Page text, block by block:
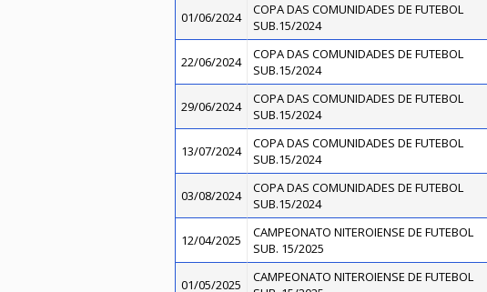
01/06/2024
COPA DAS COMUNIDADES DE FUTEBOL
SUB.15/2024
22/06/2024
COPA DAS COMUNIDADES DE FUTEBOL
SUB.15/2024
29/06/2024
COPA DAS COMUNIDADES DE FUTEBOL
SUB.15/2024
13/07/2024
COPA DAS COMUNIDADES DE FUTEBOL
SUB.15/2024
03/08/2024
COPA DAS COMUNIDADES DE FUTEBOL
SUB.15/2024
12/04/2025
CAMPEONATO NITEROIENSE DE FUTEBOL
SUB. 15/2025
01/05/2025
CAMPEONATO NITEROIENSE DE FUTEBOL